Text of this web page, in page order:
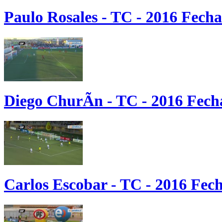
Paulo Rosales - TC - 2016
Diego ChurÃ­n - TC - 2016
Carlos Escobar - TC - 2016